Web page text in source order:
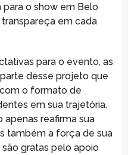
para o show em Belo
em cada
para o evento, as
desse projeto que
o formato de
em sua trajetória.
reafirma sua
também a força de sua
gratas pelo apoio